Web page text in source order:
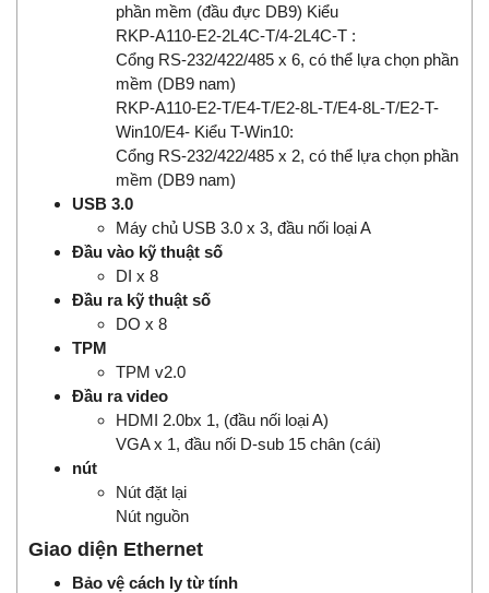
phần mềm (đầu đực DB9) Kiểu
RKP-A110-E2-2L4C-T/4-2L4C-T :
Cổng RS-232/422/485 x 6, có thể lựa chọn phần
mềm (DB9 nam)
RKP-A110-E2-T/E4-T/E2-8L-T/E4-8L-T/E2-T-
Win10/E4- Kiểu T-Win10:
Cổng RS-232/422/485 x 2, có thể lựa chọn phần
mềm (DB9 nam)
USB 3.0
Máy chủ USB 3.0 x 3, đầu nối loại A
Đầu vào kỹ thuật số
DI x 8
Đầu ra kỹ thuật số
DO x 8
TPM
TPM v2.0
Đầu ra video
HDMI 2.0bx 1, (đầu nối loại A)
VGA x 1, đầu nối D-sub 15 chân (cái)
nút
Nút đặt lại
Nút nguồn
Giao diện Ethernet
Bảo vệ cách ly từ tính